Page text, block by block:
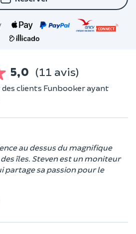
5,0 (11 avis)
clients Funbooker ayant
au dessus du magnifique
îles. Steven est un moniteur
partage sa passion pour le